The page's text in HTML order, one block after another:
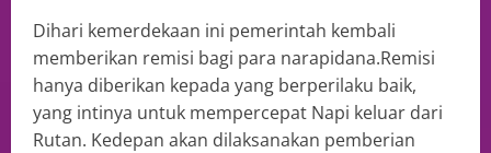
Dihari kemerdekaan ini pemerintah kembali
memberikan remisi bagi para narapidana.Remisi
hanya diberikan kepada yang berperilaku baik,
yang intinya untuk mempercepat Napi keluar dari
Rutan. Kedepan akan dilaksanakan pemberian